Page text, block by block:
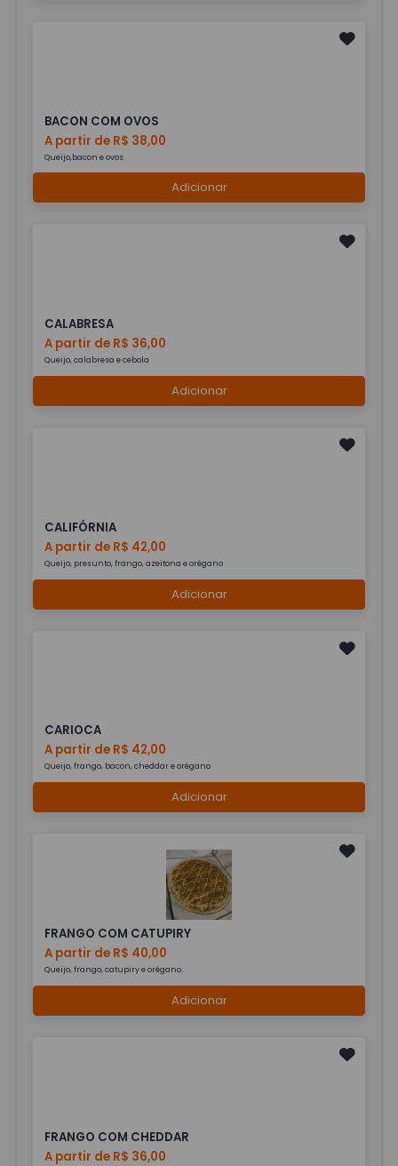
BACON COM OVOS
A partir de R$ 38,00
Queijo,bacon e ovos
Adicionar
CALABRESA
A partir de R$ 36,00
Queijo, calabresa e cebola
Adicionar
CALIFÓRNIA
A partir de R$ 42,00
Queijo, presunto, frango, azeitona e orégano
Adicionar
CARIOCA
A partir de R$ 42,00
Queijo, frango, bacon, cheddar e orégano
Adicionar
FRANGO COM CATUPIRY
A partir de R$ 40,00
Queijo, frango, catupiry e orégano.
Adicionar
FRANGO COM CHEDDAR
A partir de R$ 36,00